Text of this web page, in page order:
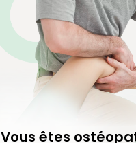
Vous êtes